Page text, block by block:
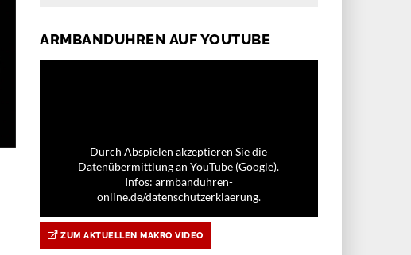
ARMBANDUHREN AUF YOUTUBE
Durch Abspielen akzeptieren Sie die
Datenübermittlung an YouTube (Google).
Infos: armbanduhren-
online.de/datenschutzerklaerung.
ZUM AKTUELLEN MAKRO VIDEO